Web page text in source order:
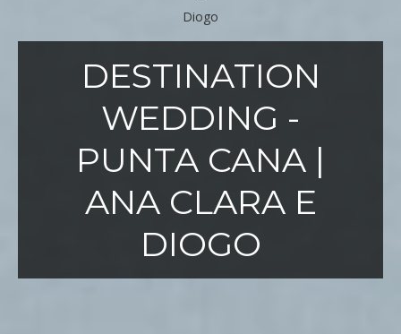
DESTINATION
WEDDING -
PUNTA CANA |
ANA CLARA E
DIOGO